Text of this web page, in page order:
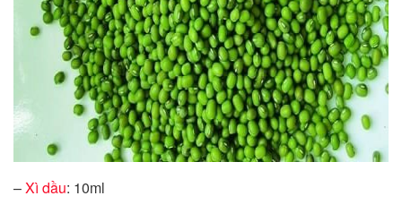
–Xì dầu: 10ml